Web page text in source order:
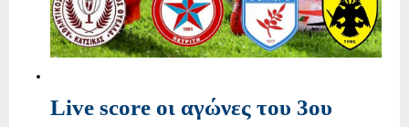
Live score οι αγώνες του 3ου